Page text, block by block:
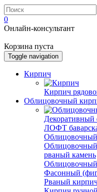
0
Онлайн-консультант
Корзина пуста
Toggle navigation
Кирпич
Кирпич
Облицовочный
Декоративный
ЛОФТ
рваный камень
Фасонный
Рваный